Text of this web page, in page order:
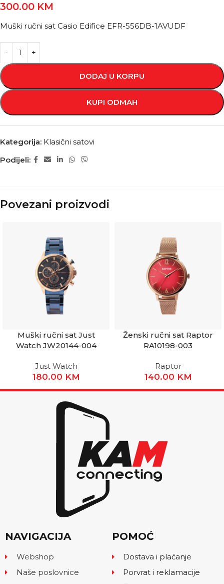
300.00 KM
Muški ručni sat Casio Edifice EFR-556DB-1AVUDF
DODAJ U KORPU
KUPI ODMAH
Kategorija: Klasični satovi
Podijeli:
Povezani proizvodi
Muški ručni sat Just
Watch JW20144-004
Just Watch
180.00 KM
Ženski ručni sat Raptor
RA10198-003
Raptor
140.00 KM
NAVIGACIJA
Webshop
Naše poslovnice
POMOĆ
Dostava i plaćanje
Porvrat i reklamacije